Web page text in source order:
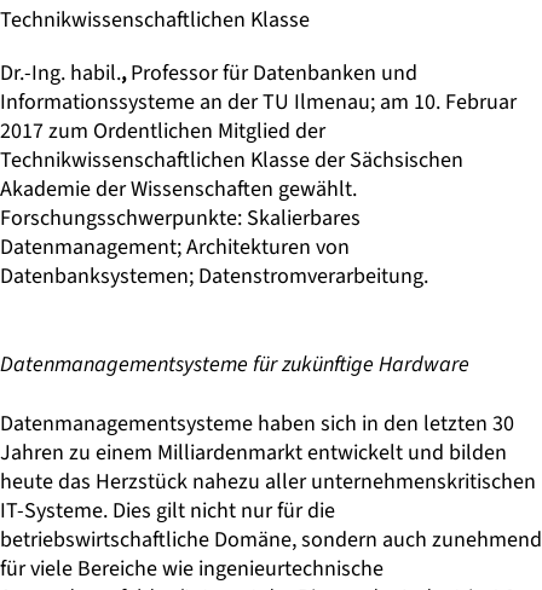
Technikwissenschaftlichen Klasse
Dr.-Ing. habil.,Professor für Datenbanken und
Informationssysteme an der TU Ilmenau; am 10. Februar
2017 zum Ordentlichen Mitglied der
Technikwissenschaftlichen Klasse der Sächsischen
Akademie der Wissenschaften gewählt.
Forschungsschwerpunkte: Skalierbares
Datenmanagement; Architekturen von
Datenbanksystemen; Datenstromverarbeitung.
Datenmanagementsysteme für zukünftige Hardware
Datenmanagementsysteme haben sich in den letzten 30
Jahren zu einem Milliardenmarkt entwickelt und bilden
heute das Herzstück nahezu aller unternehmenskritischen
IT-Systeme. Dies gilt nicht nur für die
betriebswirtschaftliche Domäne, sondern auch zunehmend
für viele Bereiche wie ingenieurtechnische